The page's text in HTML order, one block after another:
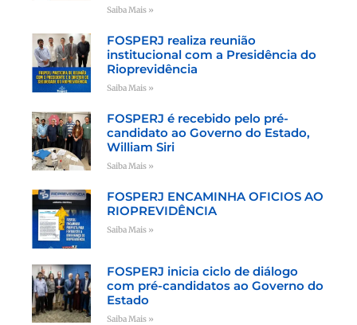
Saiba Mais »
FOSPERJ realiza reunião
institucional com a Presidência do
Rioprevidência
Saiba Mais »
FOSPERJ é recebido pelo pré-
candidato ao Governo do Estado,
William Siri
Saiba Mais »
FOSPERJ ENCAMINHA OFICIOS AO
RIOPREVIDÊNCIA
Saiba Mais »
FOSPERJ inicia ciclo de diálogo
com pré-candidatos ao Governo do
Estado
Saiba Mais »